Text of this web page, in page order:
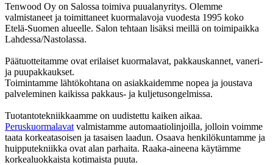
Tenwood Oy on Salossa toimiva puualanyritys. Olemme
valmistaneet ja toimittaneet kuormalavoja vuodesta 1995 koko
Etelä-Suomen alueelle. Salon tehtaan lisäksi meillä on toimipaikka
Lahdessa/Nastolassa.
Päätuotteitamme ovat erilaiset kuormalavat, pakkauskannet, vaneri-
ja puupakkaukset.
Toimintamme lähtökohtana on asiakkaidemme nopea ja joustava
palveleminen kaikissa pakkaus- ja kuljetusongelmissa.
Tuotantotekniikkaamme on uudistettu kaiken aikaa.
Peruskuormalavat valmistamme automaatiolinjoilla, jolloin voimme
taata korkeatasoisen ja tasaisen laadun. Osaava henkilökuntamme ja
huipputekniikka ovat alan parhaita. Raaka-aineena käytämme
korkealuokkaista kotimaista puuta.